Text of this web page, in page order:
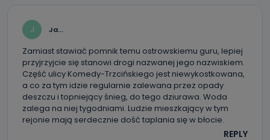
J Ja...
Zamiast stawiać pomnik temu ostrowskiemu guru, lepiej
przyjrzyjcie się stanowi drogi nazwanej jego nazwiskiem.
Część ulicy Komedy-Trzcińskiego jest niewykostkowana,
a co za tym idzie regularnie zalewana przez opady
deszczu i topniejący śnieg, do tego dziurawa. Woda
zalega na niej tygodniami. Ludzie mieszkający w tym
rejonie mają serdecznie dość taplania się w błocie.
REPLY